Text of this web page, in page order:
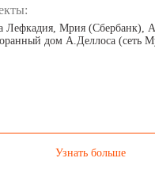
Лефкадия, Мрия (Сбербанк),
дом А.Деллоса (сеть
Узнать больше